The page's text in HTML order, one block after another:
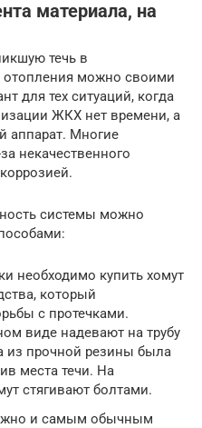
материала, на
течь в
отопления можно своими
для тех ситуаций, когда
ЖКХ нет времени, а
аппарат. Многие
некачественного
системы можно
необходимо купить хомут
который
с протечками.
виде надевают на трубу
из прочной резины была
места течи. На
стягивают болтами.
и самым обычным